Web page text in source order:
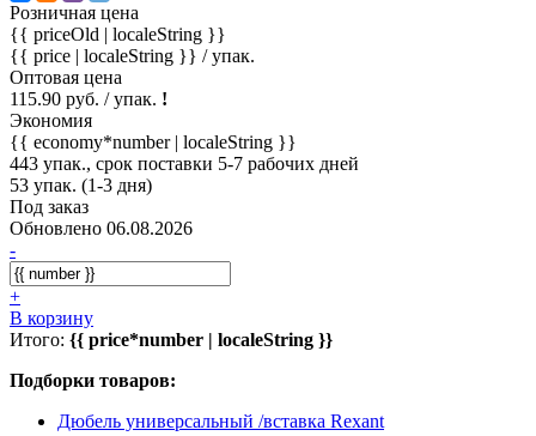
Розничная цена
{{ priceOld | localeString }}
{{ price | localeString }} / упак.
Оптовая цена
115.90 руб. / упак. !
Экономия
{{ economy*number | localeString }}
443 упак., срок поставки 5-7 рабочих дней
53 упак. (1-3 дня)
Под заказ
Обновлено 06.08.2026
-
+
В корзину
Итого: {{ price*number | localeString }}
Подборки товаров:
Дюбель универсальный /вставка Rexant